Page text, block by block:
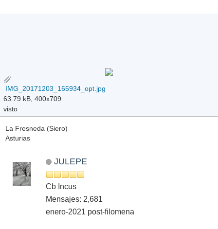
IMG_20171203_165934_opt.jpg
63.79 kB, 400x709
visto
La Fresneda (Siero)
Asturias
JULEPE
Cb Incus
Mensajes: 2,681
enero-2021 post-filomena